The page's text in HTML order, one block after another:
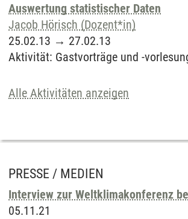
Auswertung statistischer Daten
Jacob Hörisch (Dozent*in)
25.02.13 → 27.02.13
Aktivität: Gastvorträge und -
Alle Aktivitäten anzeigen
PRESSE / MEDIEN
Interview zur Weltklimakonferenz
05.11.21